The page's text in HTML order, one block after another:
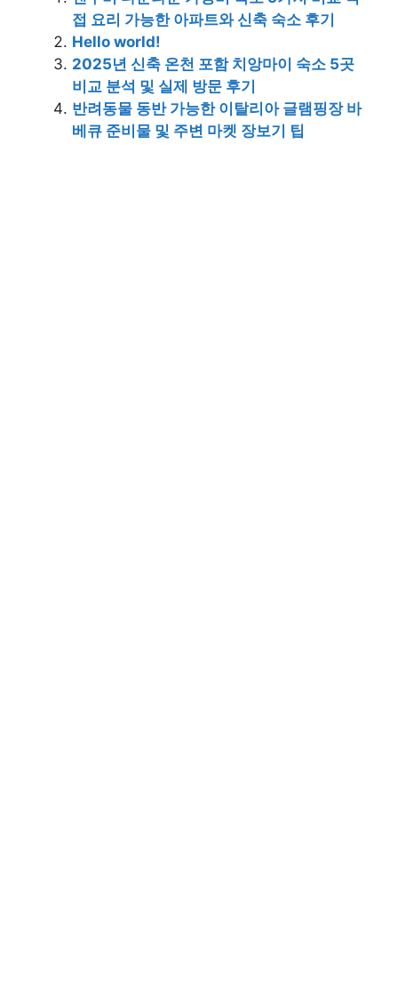
접 요리 가능한 아파트와 신축 숙소 후기
Hello world!
2025년 신축 온천 포함 치앙마이 숙소 5곳
비교 분석 및 실제 방문 후기
반려동물 동반 가능한 이탈리아 글램핑장 바
베큐 준비물 및 주변 마켓 장보기 팁